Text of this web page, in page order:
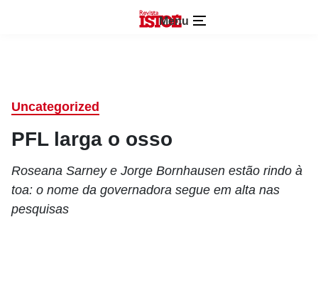
Menu
Uncategorized
PFL larga o osso
Roseana Sarney e Jorge Bornhausen estão rindo à
toa: o nome da governadora segue em alta nas
pesquisas